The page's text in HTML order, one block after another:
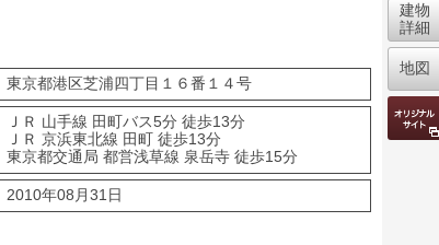
東京都港区芝浦四丁目１６番１４号
ＪＲ 山手線 田町バス5分 徒歩13分
ＪＲ 京浜東北線 田町 徒歩13分
東京都交通局 都営浅草線 泉岳寺 徒歩15分
2010年08月31日
建物
詳細
地図